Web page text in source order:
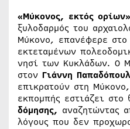
«Μύκονος, εκτός
ξυλοδαρμός του
Μύκονο, επανέφερε
εκτεταμένων
νησί των Κυκλάδων. Ο
στον Γιάννη
επικρατούν στη
εκπομπής εστιάζει στο
δόμησης, αναζητώντας
λόγους που δεν